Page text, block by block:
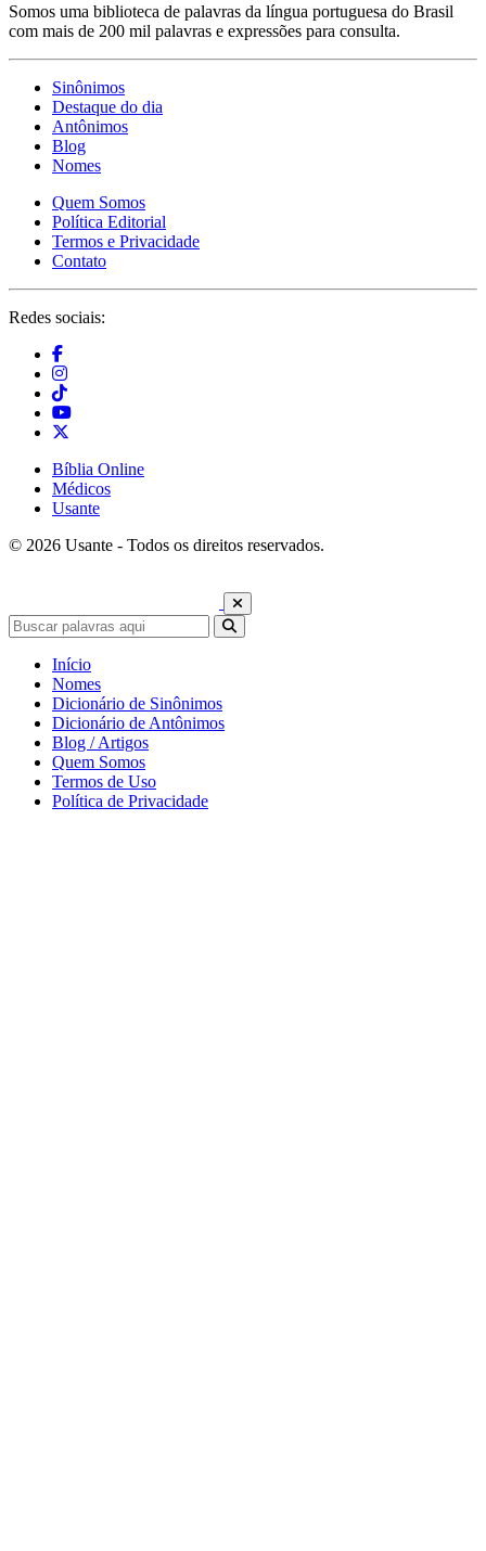
Somos uma biblioteca de palavras da língua portuguesa do Brasil
com mais de 200 mil palavras e expressões para consulta.
Sinônimos
Destaque do dia
Antônimos
Blog
Nomes
Quem Somos
Política Editorial
Termos e Privacidade
Contato
Redes sociais:
Bíblia Online
Médicos
Usante
© 2026 Usante - Todos os direitos reservados.
Início
Nomes
Dicionário de Sinônimos
Dicionário de Antônimos
Blog / Artigos
Quem Somos
Termos de Uso
Política de Privacidade